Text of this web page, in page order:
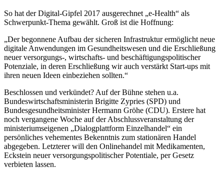
So hat der Digital-Gipfel 2017 ausgerechnet „e-Health“ als
Schwerpunkt-Thema gewählt. Groß ist die Hoffnung:
„Der begonnene Aufbau der sicheren Infrastruktur ermöglicht neue
digitale Anwendungen im Gesundheitswesen und die Erschließung
neuer versorgungs-, wirtschafts- und beschäftigungspolitischer
Potenziale, in deren Erschließung wir auch verstärkt Start-ups mit
ihren neuen Ideen einbeziehen sollten.“
Beschlossen und verkündet? Auf der Bühne stehen u.a.
Bundeswirtschaftsministerin Brigitte Zypries (SPD) und
Bundesgesundheitsminister Hermann Gröhe (CDU). Erstere hat
noch vergangene Woche auf der Abschlussveranstaltung der
ministeriumseigenen „Dialogplattform Einzelhandel“ ein
persönliches vehementes Bekenntnis zum stationären Handel
abgegeben. Letzterer will den Onlinehandel mit Medikamenten,
Eckstein neuer versorgungspolitischer Potentiale, per Gesetz
verbieten lassen.